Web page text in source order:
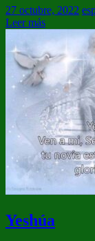
27 octubre, 2022
Leer más
Yeshúa